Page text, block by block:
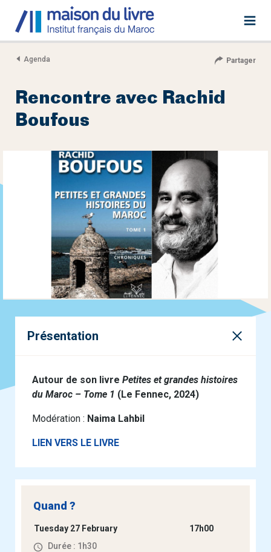
Agenda Partager
Rencontre avec Rachid
Boufous
Présentation
Autour de son livre Petites et grandes histoires
du Maroc – Tome 1 (Le Fennec, 2024)
Modération : Naima Lahbil
LIEN VERS LE LIVRE
Quand ?
Tuesday 27 February
17h00
Durée : 1h30